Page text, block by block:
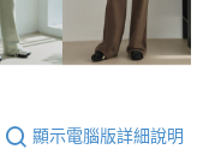
顯示電腦版詳細說明